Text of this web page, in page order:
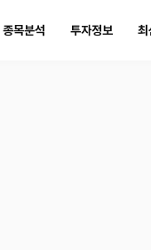
종목분석 투자정보 최